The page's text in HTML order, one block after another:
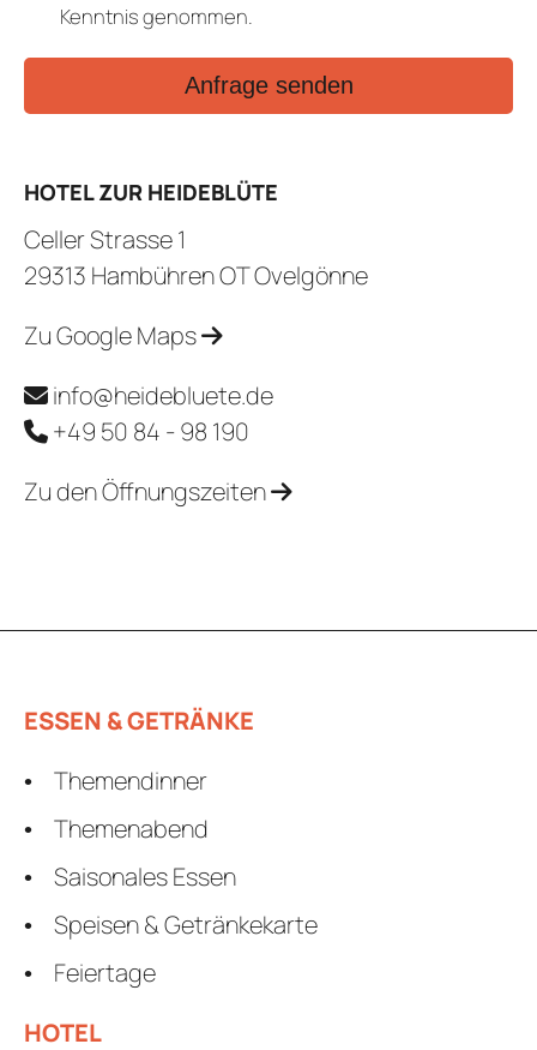
Kenntnis genommen.
Anfrage senden
HOTEL ZUR HEIDEBLÜTE
Celler Strasse 1
29313 Hambühren OT Ovelgönne
Zu Google Maps
info@heidebluete.de
+49 50 84 - 98 190
Zu den Öffnungszeiten
ESSEN & GETRÄNKE
Themendinner
Themenabend
Saisonales Essen
Speisen & Getränkekarte
Feiertage
HOTEL